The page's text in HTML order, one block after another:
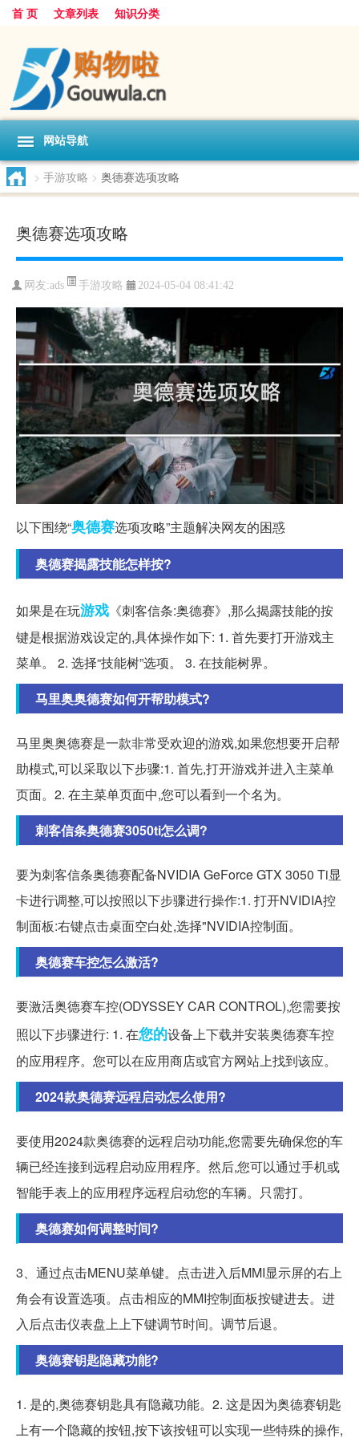
首 页 文章列表 知识分类
网站导航
> 手游攻略 > 奥德赛选项攻略
奥德赛选项攻略
网友:ads 手游攻略 2024-05-04 08:41:42
以下围绕“奥德赛选项攻略”主题解决网友的困惑
奥德赛揭露技能怎样按?
如果是在玩游戏 《刺客信条:奥德赛》,那么揭露技能的按
键是根据游戏设定的,具体操作如下: 1. 首先要打开游戏主
菜单。 2. 选择“技能树”选项。 3. 在技能树界。
马里奥奥德赛如何开帮助模式?
马里奥奥德赛是一款非常受欢迎的游戏,如果您想要开启帮
助模式,可以采取以下步骤:1. 首先,打开游戏并进入主菜单
页面。2. 在主菜单页面中,您可以看到一个名为。
刺客信条奥德赛3050ti怎么调?
要为刺客信条奥德赛配备NVIDIA GeForce GTX 3050 Ti显
卡进行调整,可以按照以下步骤进行操作:1. 打开NVIDIA控
制面板:右键点击桌面空白处,选择"NVIDIA控制面。
奥德赛车控怎么激活?
要激活奥德赛车控(ODYSSEY CAR CONTROL),您需要按
照以下步骤进行: 1. 在您的设备上下载并安装奥德赛车控
的应用程序。您可以在应用商店或官方网站上找到该应。
2024款奥德赛远程启动怎么使用?
要使用2024款奥德赛的远程启动功能,您需要先确保您的车
辆已经连接到远程启动应用程序。然后,您可以通过手机或
智能手表上的应用程序远程启动您的车辆。只需打。
奥德赛如何调整时间?
3、通过点击MENU菜单键。点击进入后MMI显示屏的右上
角会有设置选项。点击相应的MMI控制面板按键进去。进
入后点击仪表盘上上下键调节时间。调节后退。
奥德赛钥匙隐藏功能?
1. 是的,奥德赛钥匙具有隐藏功能。2. 这是因为奥德赛钥匙
上有一个隐藏的按钮,按下该按钮可以实现一些特殊的操作,